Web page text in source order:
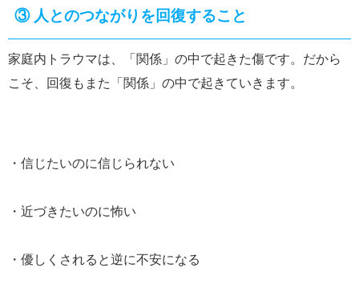
③ 人とのつながりを回復すること
家庭内トラウマは、「関係」の中で起きた傷です。だから
こそ、回復もまた「関係」の中で起きていきます。
・信じたいのに信じられない
・近づきたいのに怖い
・優しくされると逆に不安になる